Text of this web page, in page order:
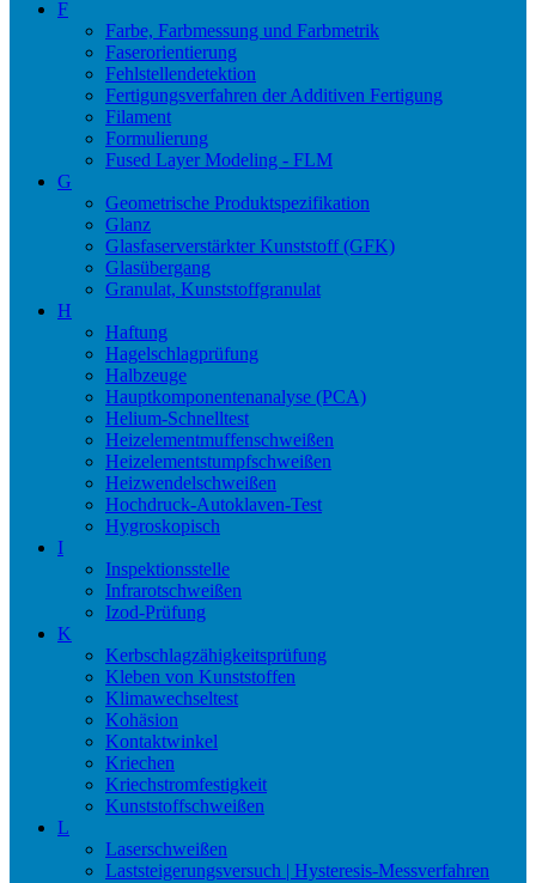
F
Farbe, Farbmessung und Farbmetrik
Faserorientierung
Fehlstellendetektion
Fertigungsverfahren der Additiven Fertigung
Filament
Formulierung
Fused Layer Modeling - FLM
G
Geometrische Produktspezifikation
Glanz
Glasfaserverstärkter Kunststoff (GFK)
Glasübergang
Granulat, Kunststoffgranulat
H
Haftung
Hagelschlagprüfung
Halbzeuge
Hauptkomponentenanalyse (PCA)
Helium-Schnelltest
Heizelementmuffenschweißen
Heizelementstumpfschweißen
Heizwendelschweißen
Hochdruck-Autoklaven-Test
Hygroskopisch
I
Inspektionsstelle
Infrarotschweißen
Izod-Prüfung
K
Kerbschlagzähigkeitsprüfung
Kleben von Kunststoffen
Klimawechseltest
Kohäsion
Kontaktwinkel
Kriechen
Kriechstromfestigkeit
Kunststoffschweißen
L
Laserschweißen
Laststeigerungsversuch | Hysteresis-Messverfahren